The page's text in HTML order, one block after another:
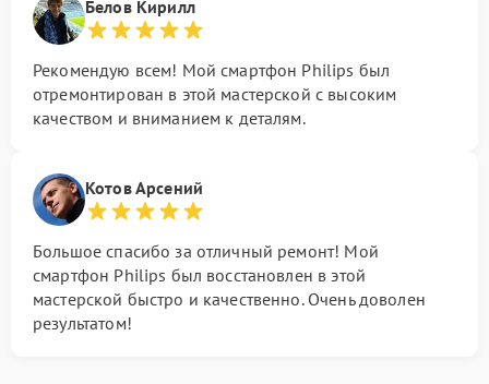
Белов Кирилл
Рекомендую всем! Мой смартфон Philips был
отремонтирован в этой мастерской с высоким
качеством и вниманием к деталям.
Котов Арсений
Большое спасибо за отличный ремонт! Мой
смартфон Philips был восстановлен в этой
мастерской быстро и качественно. Очень доволен
результатом!